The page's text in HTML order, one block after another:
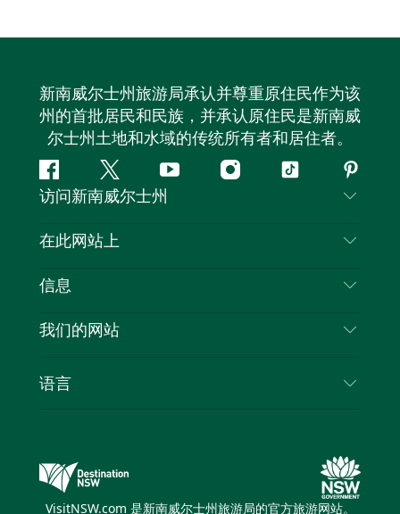
新南威尔士州旅游局承认并尊重原住民作为该
州的首批居民和民族，并承认原住民是新南威
尔士州土地和水域的传统所有者和居住者。
Facebook叽
叽
喳
YouTubeInstagram
抖
访问新南威尔士州
联系我们
隐私
Cookie 通知
在此网站上
目的地
新南威尔士州公路旅行
活动
信息
旅行信息
新南威尔士州的商业
我们的网站
新南威尔士州旅游局媒体中心
缤纷悉尼灯光音乐节
语言
VisitNSW.com 是新南威尔士州旅游局的官方旅游网站。